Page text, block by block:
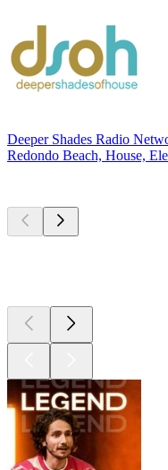
Deeper Shades Radio
Redondo Beach, House,